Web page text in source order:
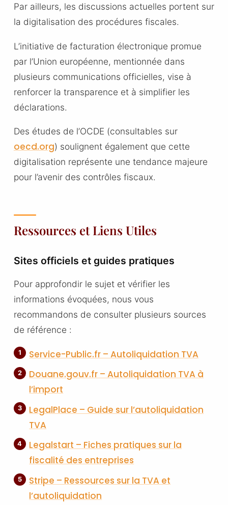
Par ailleurs, les discussions actuelles portent sur
la digitalisation des procédures fiscales.
L’initiative de facturation électronique promue
par l’Union européenne, mentionnée dans
plusieurs communications officielles, vise à
renforcer la transparence et à simplifier les
déclarations.
Des études de l’OCDE (consultables sur
oecd.org) soulignent également que cette
digitalisation représente une tendance majeure
pour l’avenir des contrôles fiscaux.
Ressources et Liens Utiles
Sites officiels et guides pratiques
Pour approfondir le sujet et vérifier les
informations évoquées, nous vous
recommandons de consulter plusieurs sources
de référence :
Service-Public.fr – Autoliquidation TVA
Douane.gouv.fr – Autoliquidation TVA à
l’import
LegalPlace – Guide sur l’autoliquidation
TVA
Legalstart – Fiches pratiques sur la
fiscalité des entreprises
Stripe – Ressources sur la TVA et
l’autoliquidation